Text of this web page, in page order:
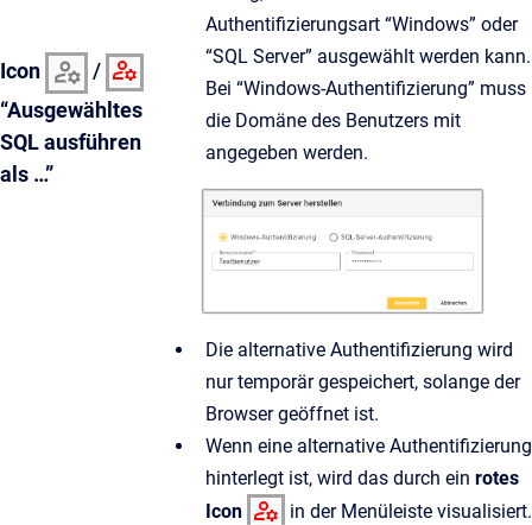
Icon
/
“Ausgewähltes
SQL ausführen
als …”
Authentifizierungsart “Windows” oder
“SQL Server” ausgewählt werden kann.
Bei “Windows-Authentifizierung” muss
die Domäne des Benutzers mit
angegeben werden.
Die alternative Authentifizierung wird
nur temporär gespeichert, solange der
Browser geöffnet ist.
Wenn eine alternative Authentifizierung
hinterlegt ist, wird das durch ein rotes
Icon
in der Menüleiste visualisiert.